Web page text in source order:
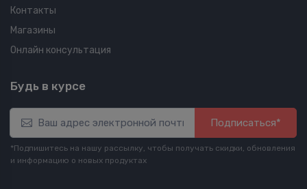
Контакты
Магазины
Онлайн консультация
Будь в курсе
Подписаться*
*Подпишитесь на нашу рассылку, чтобы получать скидки, обновления
и информацию о новых продуктах